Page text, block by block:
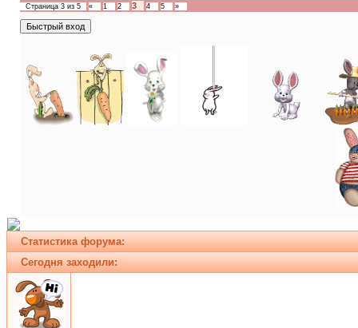
Страница 3 из 5 « 1 2 3 4 5 »
Статистика форума:
Сегодня заходили: